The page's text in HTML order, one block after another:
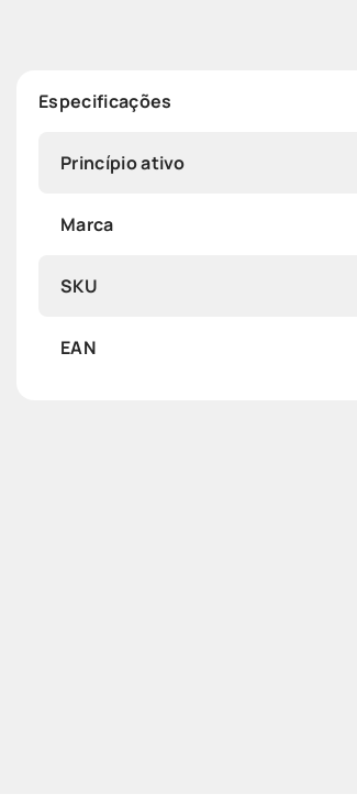
Especificações
Princípio ativo
Marca
SKU
EAN